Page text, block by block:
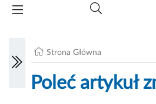
Strona Główna
Poleć artykuł